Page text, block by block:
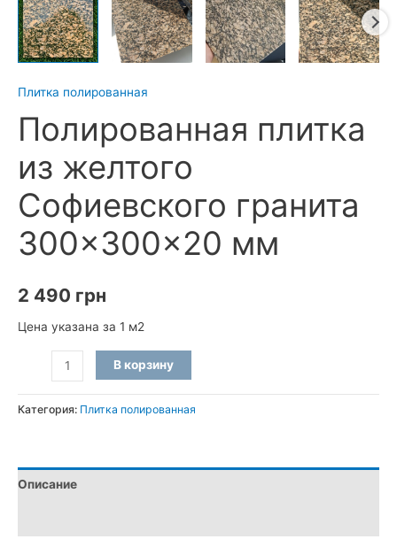
Плитка полированная
Полированная плитка
из желтого
Софиевского гранита
300×300×20 мм
2 490 грн
Цена указана за 1 м2
Количество
товара
Полированная
желтого
Софиевского
300×300×20
В корзину
Категория: Плитка полированная
Описание